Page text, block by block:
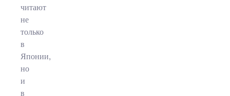
читают
не
только
в
Японии,
но
и
в